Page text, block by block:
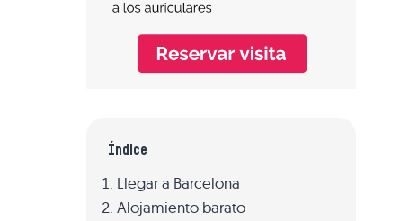
Índice
Llegar a Barcelona
Alojamiento barato